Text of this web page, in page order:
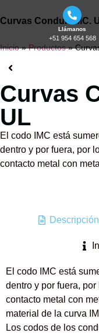
Llámanos
+51 954 654 568
Curvas Conduit IMC.
Inicio»Productos»
Curvas
UL
El codo IMC está
dentro y por fuera, por
contacto metal con
Descripción
El codo IMC está
dentro y por fuera,
contacto metal con
material de la curva
Los codos de los